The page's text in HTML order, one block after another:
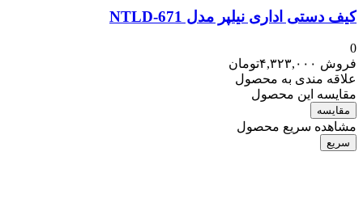
کیف دستی اداری نیلپر مدل NTLD-671
0
فروش ۴,۳۲۳,۰۰۰تومان
علاقه مندی به محصول
مقایسه این محصول
مقایسه
مشاهده سریع محصول
سریع